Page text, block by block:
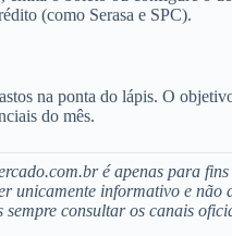
(como Serasa e SPC).
na ponta do lápis. O
do mês.
é apenas para
unicamente informativo e
consultar os canais